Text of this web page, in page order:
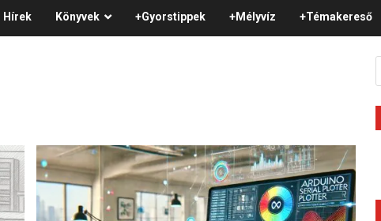
Hírek Könyvek +Gyorstippek +Mélyvíz +Témakereső